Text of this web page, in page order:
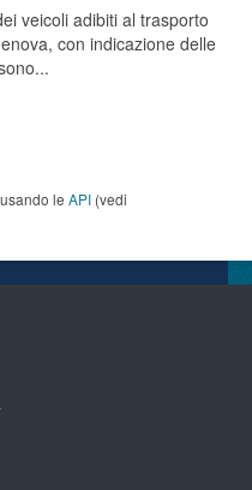
veicoli adibiti al trasporto
con indicazione delle
le API (vedi